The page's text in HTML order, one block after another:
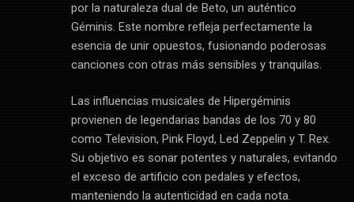
por la naturaleza dual de Beto, un auténtico
Géminis. Este nombre refleja perfectamente la
esencia de unir opuestos, fusionando poderosas
canciones con otras más sensibles y tranquilas.
Las influencias musicales de Hipergéminis
provienen de legendarias bandas de los 70 y 80
como Television, Pink Floyd, Led Zeppelin y T. Rex.
Su objetivo es sonar potentes y naturales, evitando
el exceso de artificio con pedales y efectos,
manteniendo la autenticidad en cada nota.